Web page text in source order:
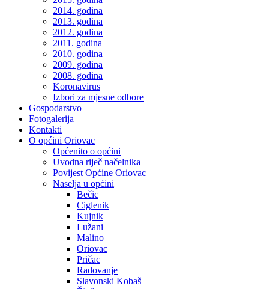
2014. godina
2013. godina
2012. godina
2011. godina
2010. godina
2009. godina
2008. godina
Koronavirus
Izbori za mjesne odbore
Gospodarstvo
Fotogalerija
Kontakti
O općini Oriovac
Općenito o općini
Uvodna riječ načelnika
Povijest Općine Oriovac
Naselja u općini
Bečic
Ciglenik
Kujnik
Lužani
Malino
Oriovac
Pričac
Radovanje
Slavonski Kobaš